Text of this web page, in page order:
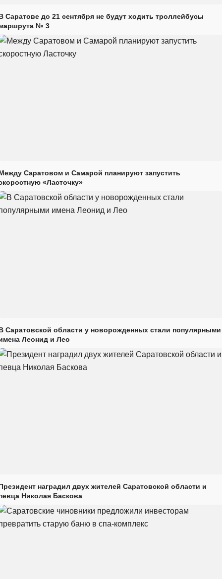
Саратове до 21 сентября не будут ходить троллейбусы
№ 3
Саратовом и Самарой планируют запустить
«Ласточку»
Саратовской области у новорожденных стали популярными
Леонид и Лео
наградил двух жителей Саратовской области и
Николая Баскова